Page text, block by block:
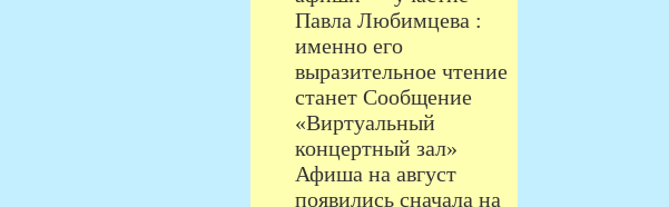
Павла Любимцева :
именно его
выразительное чтение
станет Сообщение
«Виртуальный
концертный зал»
Афиша на август
появились сначала на